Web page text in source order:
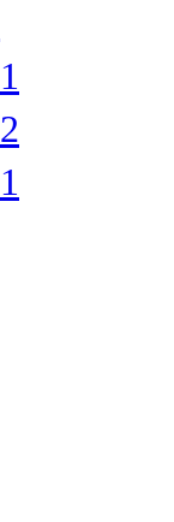
1
2
1